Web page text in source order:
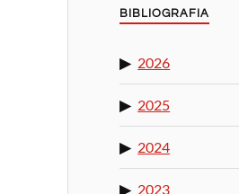
BIBLIOGRAFIA
2026
2025
2024
2023